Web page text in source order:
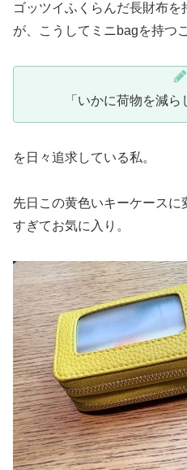
ゴッツイふくらんだ長財布
が、こうしてミニbagを持つ
「いかに荷物を減ら
を日々追求している私。
先日この黄色いキーケース
すぎてお気に入り。